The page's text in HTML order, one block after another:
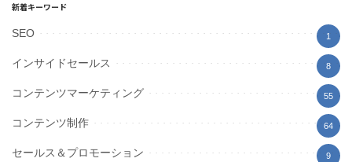
新着キーワード
SEO 1
インサイドセールス 8
コンテンツマーケティング 55
コンテンツ制作 64
セールス＆プロモーション 9